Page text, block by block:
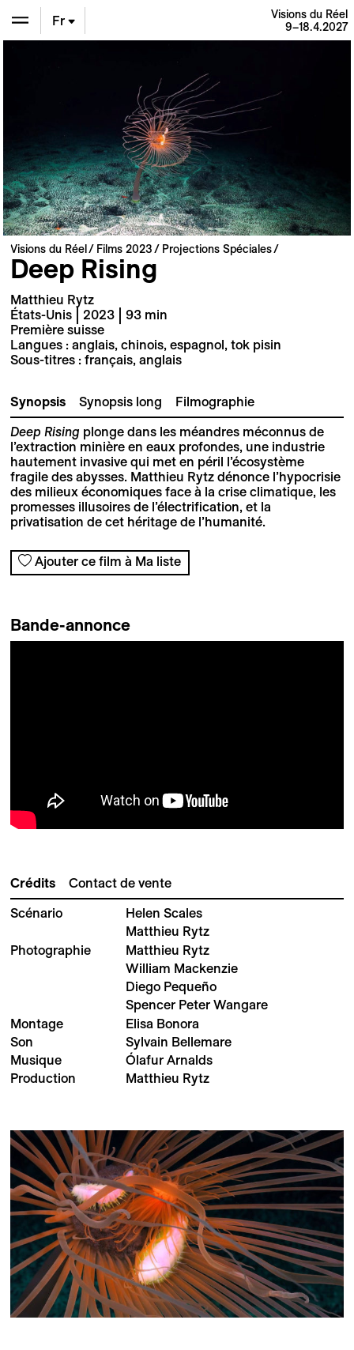
Fr
Visions du Réel
9–18.4.2027
Visions du Réel Films 2023 Projections Spéciales
Deep Rising
Matthieu Rytz
États-Unis | 2023 | 93 min
Première suisse
Langues : anglais, chinois, espagnol, tok pisin
Sous-titres : français, anglais
Synopsis Synopsis long Filmographie
Deep Rising plonge dans les méandres méconnus de
l’extraction minière en eaux profondes, une industrie
hautement invasive qui met en péril l’écosystème
fragile des abysses. Matthieu Rytz dénonce l’hypocrisie
des milieux économiques face à la crise climatique, les
promesses illusoires de l’électrification, et la
privatisation de cet héritage de l’humanité.
Ajouter ce film à Ma liste
Bande-annonce
Crédits Contact de vente
Scénario
Helen Scales
Matthieu Rytz
Photographie
Matthieu Rytz
William Mackenzie
Diego Pequeño
Spencer Peter Wangare
Montage
Elisa Bonora
Son
Sylvain Bellemare
Musique
Ólafur Arnalds
Production
Matthieu Rytz